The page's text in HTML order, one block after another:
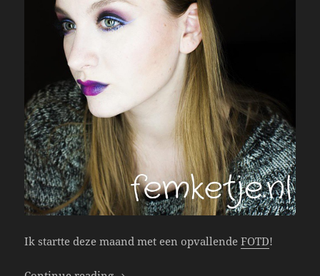
Ik startte deze maand met een opvallendeFOTD!